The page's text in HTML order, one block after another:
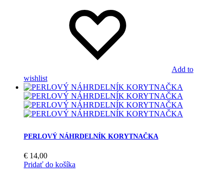
Add to
wishlist
PERLOVÝ NÁHRDELNÍK KORYTNAČKA
€ 14,00
Pridať do košíka